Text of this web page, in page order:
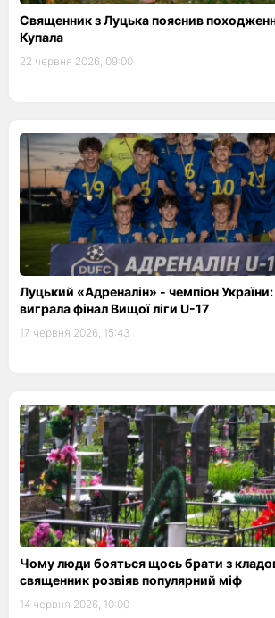
Священник з Луцька пояснив
Купала
22 червня 2026, 09:00
Луцький «Адреналін» - чемпіон
виграла фінал Вищої ліги U-17
17 червня 2026, 15:43
Чому люди бояться щось брати з
священник розвіяв популярний міф
14 червня 2026, 10:00